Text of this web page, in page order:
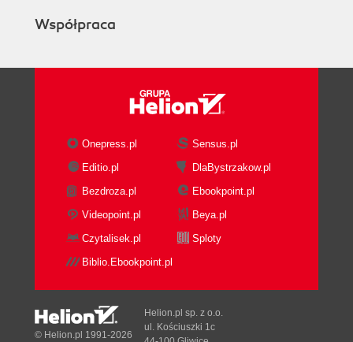
Uprawnienia (98)
Zasoby (101)
Rozdział 6. X Window System (103)
Podstawowe pojęcia X (104)
Przegląd XFree86 (104)
Konfiguracja X (109)
Program xf86cfg (109)
Program Xconfigurator (110)
Program xf86config (115)
Konfiguracja gdm (127)
Konfiguracja kdm (128)
Konfiguracja xdm (128)
Użycie polecenia startx (129)
Współpraca
Onepress.pl
Sensus.pl
Editio.pl
DlaBystrzakow.pl
Bezdroza.pl
Ebookpoint.pl
Videopoint.pl
Beya.pl
Czytalisek.pl
Sploty
Biblio.Ebookpoint.pl
© Helion.pl 1991-2026
Helion.pl sp. z o.o.
ul. Kościuszki 1c